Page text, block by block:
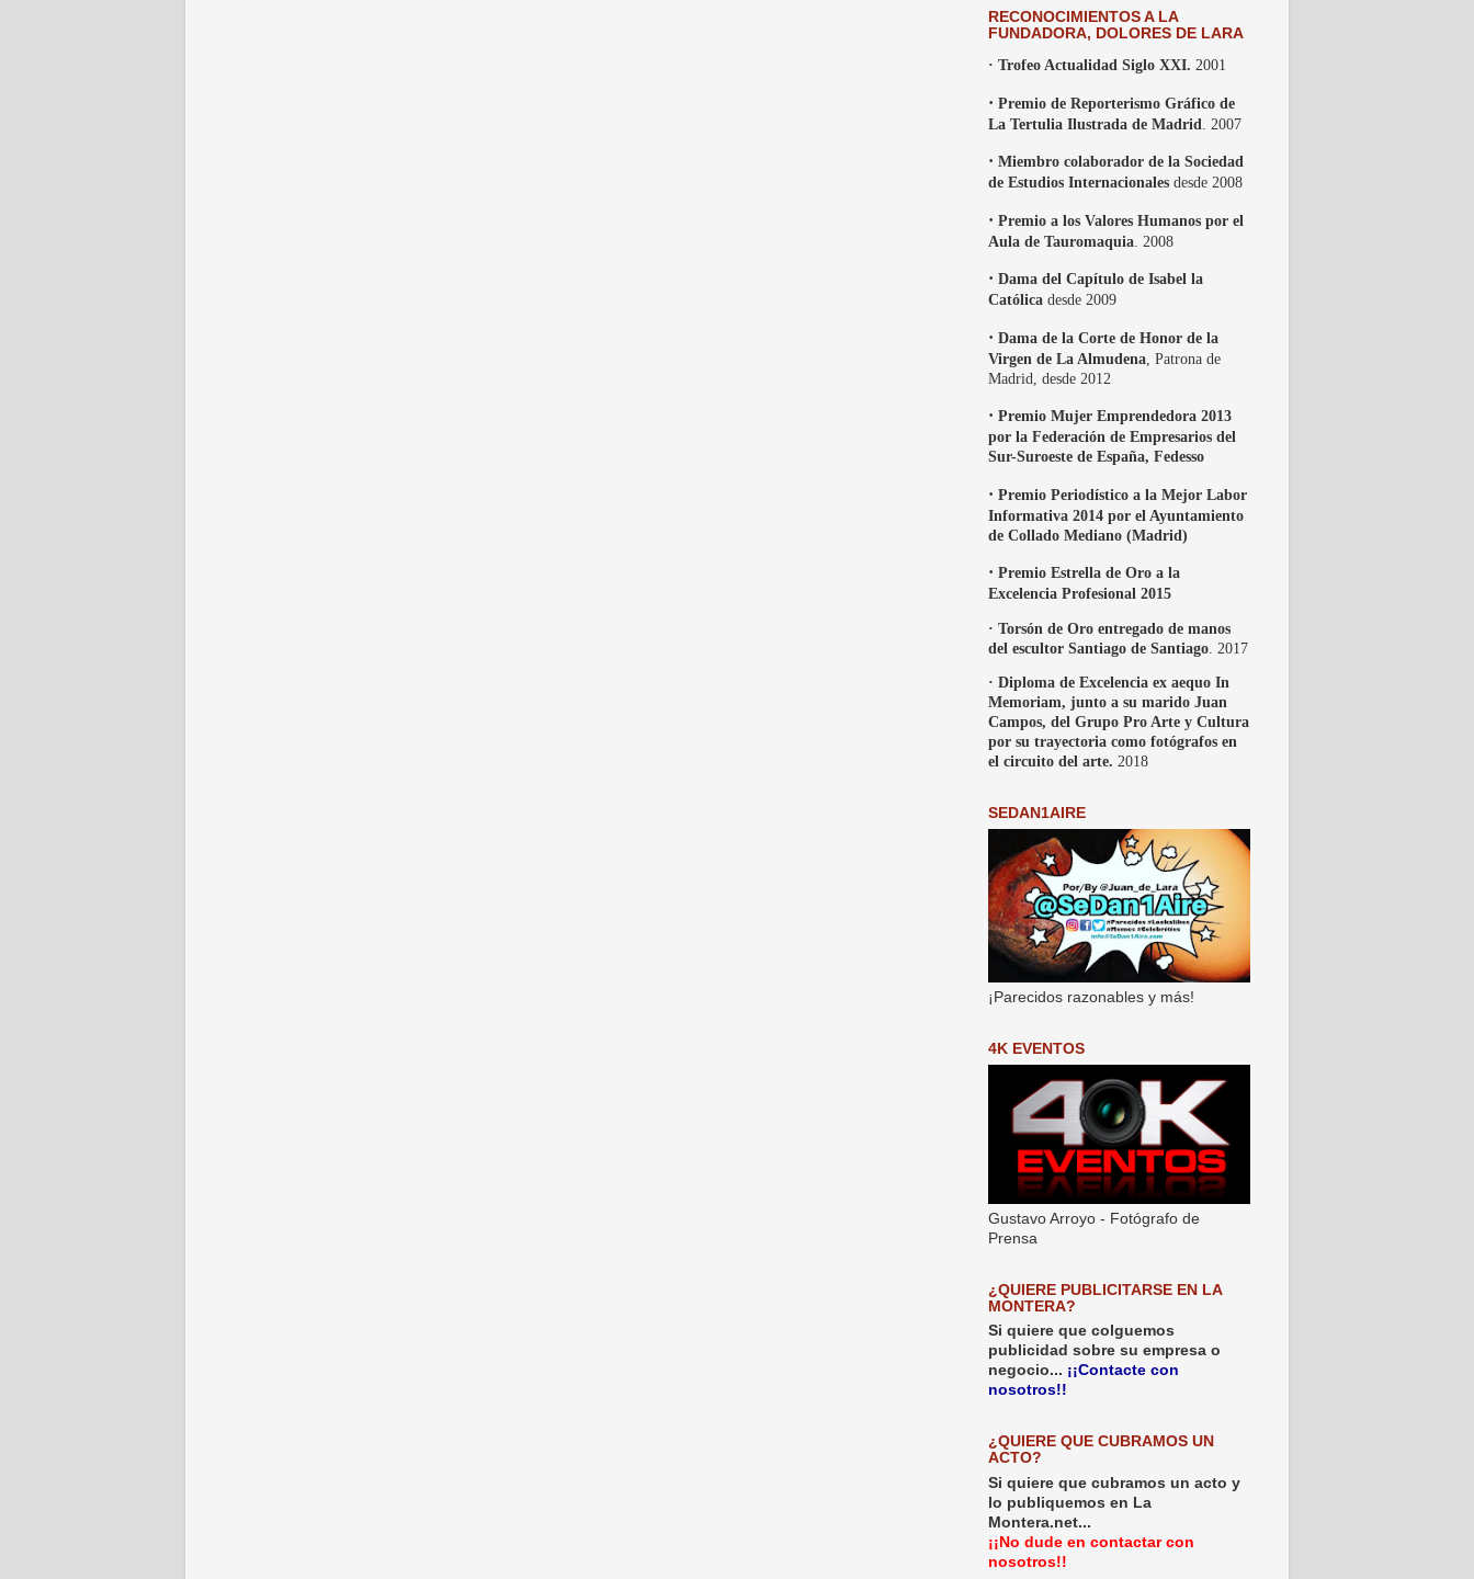
RECONOCIMIENTOS A LA
FUNDADORA, DOLORES DE LARA
· Trofeo Actualidad Siglo XXI. 2001
· Premio de Reporterismo Gráfico de
La Tertulia Ilustrada de Madrid . 2007
· Miembro colaborador de la Sociedad
de Estudios Internacionales desde 2008
· Premio a los Valores Humanos por el
Aula de Tauromaquia . 2008
· Dama del Capítulo de Isabel la
Católica desde 2009
· Dama de la Corte de Honor de la
Virgen de La Almudena , Patrona de
Madrid, desde 2012
· Premio Mujer Emprendedora 2013
por la Federación de Empresarios del
Sur-Suroeste de España, Fedesso
· Premio Periodístico a la Mejor Labor
Informativa 2014 por el Ayuntamiento
de Collado Mediano (Madrid)
· Premio Estrella de Oro a la
Excelencia Profesional 2015
· Torsón de Oro entregado de manos
del escultor Santiago de Santiago . 2017
· Diploma de Excelencia ex aequo In
Memoriam, junto a su marido Juan
Campos, del Grupo Pro Arte y Cultura
por su trayectoria como fotógrafos en
el circuito del arte. 2018
SEDAN1AIRE
¡Parecidos razonables y más!
4K EVENTOS
Gustavo Arroyo - Fotógrafo de
Prensa
¿QUIERE PUBLICITARSE EN LA
MONTERA?
Si quiere que colguemos
publicidad sobre su empresa o
negocio... ¡¡Contacte con
nosotros!!
¿QUIERE QUE CUBRAMOS UN
ACTO?
Si quiere que cubramos un acto y
lo publiquemos en La
Montera.net...
¡¡No dude en contactar con
nosotros!!